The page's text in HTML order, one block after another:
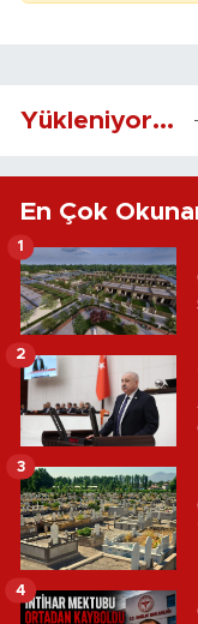
Yükleniyor...
En Çok
1
2
3
4